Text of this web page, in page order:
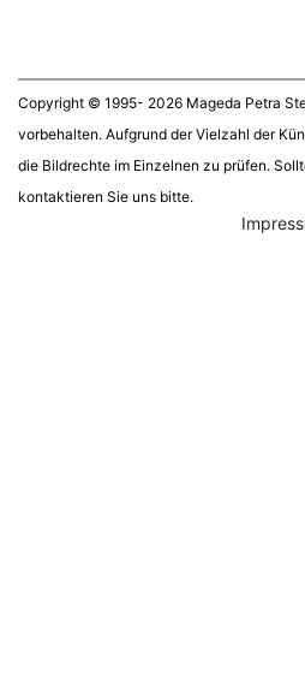
Copyright © 1995- 2026 Mageda Petra
vorbehalten. Aufgrund der Vielzahl der
die Bildrechte im Einzelnen zu prüfen.
kontaktieren Sie uns bitte.